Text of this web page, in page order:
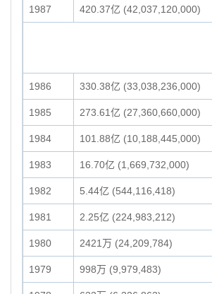
1987 420.37亿 (42,037,120,000)
1986 330.38亿 (33,038,236,000)
1985 273.61亿 (27,360,660,000)
1984 101.88亿 (10,188,445,000)
1983 16.70亿 (1,669,732,000)
1982 5.44亿 (544,116,418)
1981 2.25亿 (224,983,212)
1980 2421万 (24,209,784)
1979 998万 (9,979,483)